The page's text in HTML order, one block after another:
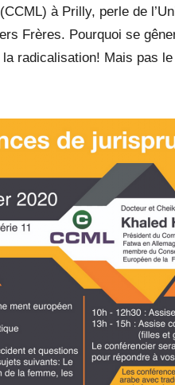
à Prilly, perle de
Frères. Pourquoi se
radicalisation! Mais pas